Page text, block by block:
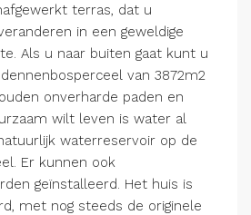
terras, dat u
in een geweldige
Als u naar buiten gaat kunt u
van 3872m2
onverharde paden en
wilt leven is water al
waterreservoir op de
Er kunnen ook
geïnstalleerd. Het huis is
met nog steeds de originele